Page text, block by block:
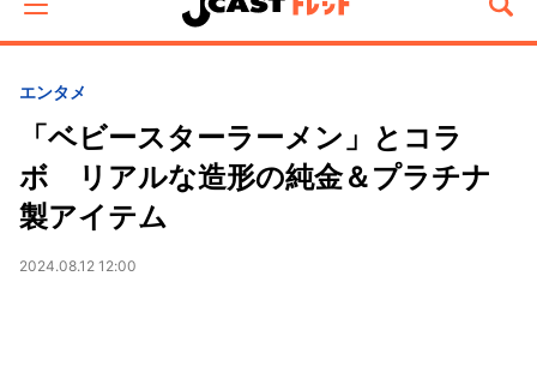
エンタメ
「ベビースターラーメン」とコラ
ボ リアルな造形の純金＆プラチナ
製アイテム
2024.08.12 12:00